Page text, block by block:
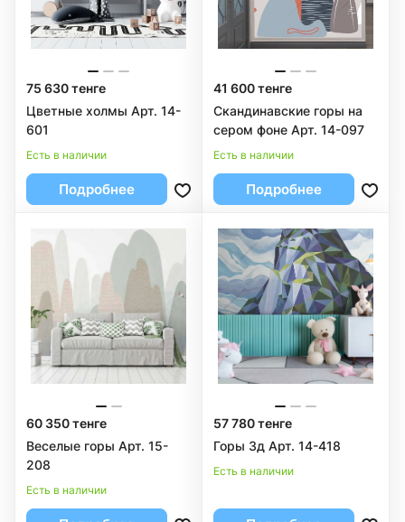
75 630 тенге
Цветные холмы Арт. 14-
601
Есть в наличии
Подробнее
41 600 тенге
Скандинавские горы на
сером фоне Арт. 14-097
Есть в наличии
Подробнее
60 350 тенге
Веселые горы Арт. 15-
208
Есть в наличии
57 780 тенге
Горы 3д Арт. 14-418
Есть в наличии